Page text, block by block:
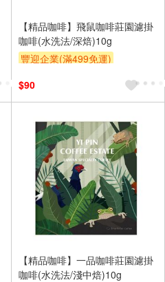
【精品咖啡】飛鼠咖啡莊園濾掛
咖啡(水洗法/深焙)10g
豐迎企業(滿499免運)
$90
【精品咖啡】一品咖啡莊園濾掛
咖啡(水洗法/淺中焙)10g